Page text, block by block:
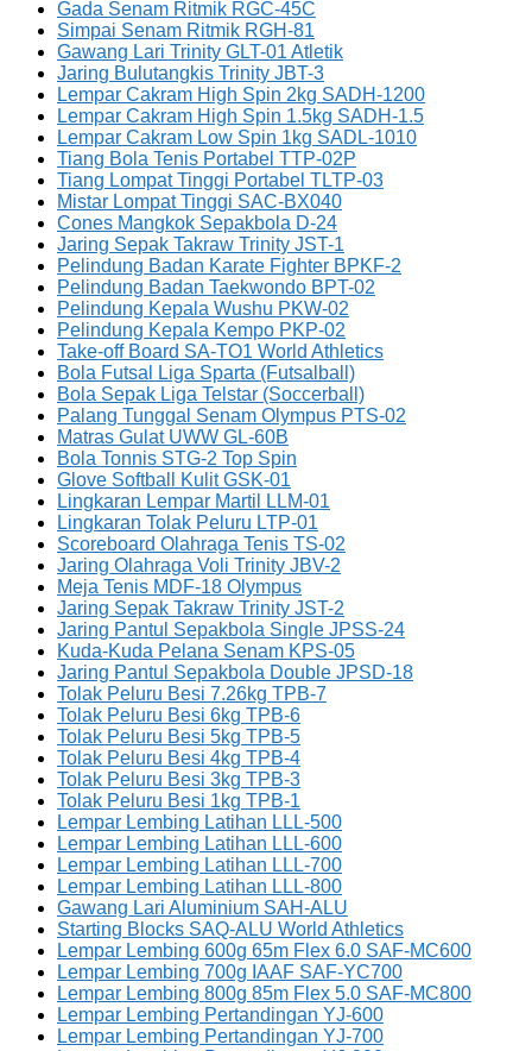
Gada Senam Ritmik RGC-45C
Simpai Senam Ritmik RGH-81
Gawang Lari Trinity GLT-01 Atletik
Jaring Bulutangkis Trinity JBT-3
Lempar Cakram High Spin 2kg SADH-1200
Lempar Cakram High Spin 1.5kg SADH-1.5
Lempar Cakram Low Spin 1kg SADL-1010
Tiang Bola Tenis Portabel TTP-02P
Tiang Lompat Tinggi Portabel TLTP-03
Mistar Lompat Tinggi SAC-BX040
Cones Mangkok Sepakbola D-24
Jaring Sepak Takraw Trinity JST-1
Pelindung Badan Karate Fighter BPKF-2
Pelindung Badan Taekwondo BPT-02
Pelindung Kepala Wushu PKW-02
Pelindung Kepala Kempo PKP-02
Take-off Board SA-TO1 World Athletics
Bola Futsal Liga Sparta (Futsalball)
Bola Sepak Liga Telstar (Soccerball)
Palang Tunggal Senam Olympus PTS-02
Matras Gulat UWW GL-60B
Bola Tonnis STG-2 Top Spin
Glove Softball Kulit GSK-01
Lingkaran Lempar Martil LLM-01
Lingkaran Tolak Peluru LTP-01
Scoreboard Olahraga Tenis TS-02
Jaring Olahraga Voli Trinity JBV-2
Meja Tenis MDF-18 Olympus
Jaring Sepak Takraw Trinity JST-2
Jaring Pantul Sepakbola Single JPSS-24
Kuda-Kuda Pelana Senam KPS-05
Jaring Pantul Sepakbola Double JPSD-18
Tolak Peluru Besi 7.26kg TPB-7
Tolak Peluru Besi 6kg TPB-6
Tolak Peluru Besi 5kg TPB-5
Tolak Peluru Besi 4kg TPB-4
Tolak Peluru Besi 3kg TPB-3
Tolak Peluru Besi 1kg TPB-1
Lempar Lembing Latihan LLL-500
Lempar Lembing Latihan LLL-600
Lempar Lembing Latihan LLL-700
Lempar Lembing Latihan LLL-800
Gawang Lari Aluminium SAH-ALU
Starting Blocks SAQ-ALU World Athletics
Lempar Lembing 600g 65m Flex 6.0 SAF-MC600
Lempar Lembing 700g IAAF SAF-YC700
Lempar Lembing 800g 85m Flex 5.0 SAF-MC800
Lempar Lembing Pertandingan YJ-600
Lempar Lembing Pertandingan YJ-700